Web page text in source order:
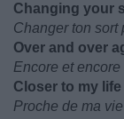
Changing your
Changer ton sort
Over and over
Encore et encore
Closer to my life
Proche de ma vie